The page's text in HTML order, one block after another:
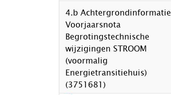
4.b Achtergrondinformatie
Voorjaarsnota
Begrotingstechnische
wijzigingen STROOM
(voormalig
Energietransitiehuis)
(3751681)